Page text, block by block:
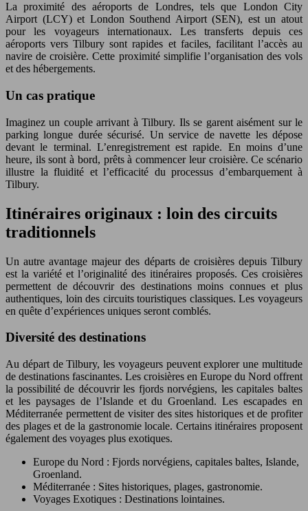
La proximité des aéroports de Londres, tels que London City
Airport (LCY) et London Southend Airport (SEN), est un atout
pour les voyageurs internationaux. Les transferts depuis ces
aéroports vers Tilbury sont rapides et faciles, facilitant l’accès au
navire de croisière. Cette proximité simplifie l’organisation des vols
et des hébergements.
Un cas pratique
Imaginez un couple arrivant à Tilbury. Ils se garent aisément sur le
parking longue durée sécurisé. Un service de navette les dépose
devant le terminal. L’enregistrement est rapide. En moins d’une
heure, ils sont à bord, prêts à commencer leur croisière. Ce scénario
illustre la fluidité et l’efficacité du processus d’embarquement à
Tilbury.
Itinéraires originaux : loin des circuits
traditionnels
Un autre avantage majeur des départs de croisières depuis Tilbury
est la variété et l’originalité des itinéraires proposés. Ces croisières
permettent de découvrir des destinations moins connues et plus
authentiques, loin des circuits touristiques classiques. Les voyageurs
en quête d’expériences uniques seront comblés.
Diversité des destinations
Au départ de Tilbury, les voyageurs peuvent explorer une multitude
de destinations fascinantes. Les croisières en Europe du Nord offrent
la possibilité de découvrir les fjords norvégiens, les capitales baltes
et les paysages de l’Islande et du Groenland. Les escapades en
Méditerranée permettent de visiter des sites historiques et de profiter
des plages et de la gastronomie locale. Certains itinéraires proposent
également des voyages plus exotiques.
Europe du Nord : Fjords norvégiens, capitales baltes, Islande,
Groenland.
Méditerranée : Sites historiques, plages, gastronomie.
Voyages Exotiques : Destinations lointaines.